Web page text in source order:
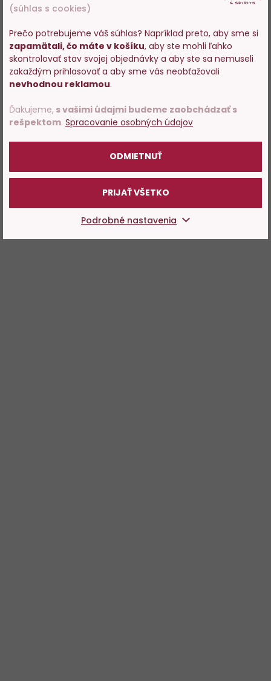
(súhlas s cookies)
Prečo potrebujeme váš súhlas? Napríklad preto, aby sme si
zapamätali, čo máte v košíku, aby ste mohli ľahko
skontrolovať stav svojej objednávky a aby ste sa nemuseli
zakaždým prihlasovať a aby sme vás neobťažovali
nevhodnou reklamou.
Ďakujeme, s vašimi údajmi budeme zaobchádzať s
rešpektom. Spracovanie osobných údajov
ODMIETNUŤ
PRIJAŤ VŠETKO
Podrobné nastavenia
Vstupujete na stránky s
predajom alkoholu. Prosím
potvrďte, že Vám už bolo 18